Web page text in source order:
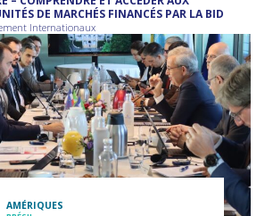
DE MARCHÉS FINANCÉS PAR LA BID
Internationaux
AMÉRIQUES